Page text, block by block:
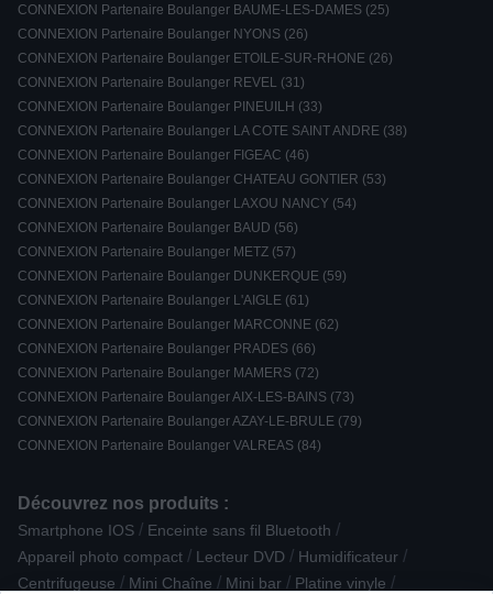
CONNEXION Partenaire Boulanger BAUME-LES-DAMES (25)
CONNEXION Partenaire Boulanger NYONS (26)
CONNEXION Partenaire Boulanger ETOILE-SUR-RHONE (26)
CONNEXION Partenaire Boulanger REVEL (31)
CONNEXION Partenaire Boulanger PINEUILH (33)
CONNEXION Partenaire Boulanger LA COTE SAINT ANDRE (38)
CONNEXION Partenaire Boulanger FIGEAC (46)
CONNEXION Partenaire Boulanger CHATEAU GONTIER (53)
CONNEXION Partenaire Boulanger LAXOU NANCY (54)
CONNEXION Partenaire Boulanger BAUD (56)
CONNEXION Partenaire Boulanger METZ (57)
CONNEXION Partenaire Boulanger DUNKERQUE (59)
CONNEXION Partenaire Boulanger L'AIGLE (61)
CONNEXION Partenaire Boulanger MARCONNE (62)
CONNEXION Partenaire Boulanger PRADES (66)
CONNEXION Partenaire Boulanger MAMERS (72)
CONNEXION Partenaire Boulanger AIX-LES-BAINS (73)
CONNEXION Partenaire Boulanger AZAY-LE-BRULE (79)
CONNEXION Partenaire Boulanger VALREAS (84)
Découvrez nos produits :
Smartphone IOS / Enceinte sans fil Bluetooth /
Appareil photo compact / Lecteur DVD / Humidificateur /
Centrifugeuse / Mini Chaîne / Mini bar / Platine vinyle /